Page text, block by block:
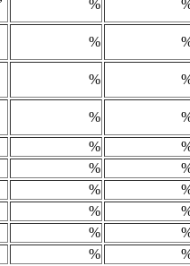
%
%
%
%
%
%
%
%
%
%